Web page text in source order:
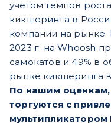
учетом темпов
кикшеринга в
компании на
2023 г. на Whoosh
самокатов и 49% в
рынке кикшеринга
По нашим оценкам,
торгуются с
мультипликатором